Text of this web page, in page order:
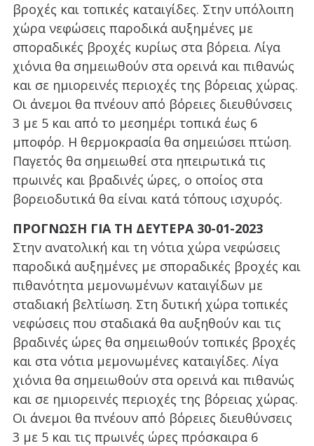
βροχές και τοπικές καταιγίδες. Στην υπόλοιπη
χώρα νεφώσεις παροδικά αυξημένες με
σποραδικές βροχές κυρίως στα βόρεια. Λίγα
χιόνια θα σημειωθούν στα ορεινά και πιθανώς
και σε ημιορεινές περιοχές της βόρειας χώρας.
Οι άνεμοι θα πνέουν από βόρειες διευθύνσεις
3 με 5 και από το μεσημέρι τοπικά έως 6
μποφόρ. Η θερμοκρασία θα σημειώσει πτώση.
Παγετός θα σημειωθεί στα ηπειρωτικά τις
πρωινές και βραδινές ώρες, ο οποίος στα
βορειοδυτικά θα είναι κατά τόπους ισχυρός.
ΠΡΟΓΝΩΣΗ ΓΙΑ ΤΗ ΔΕΥΤΕΡΑ 30-01-2023
Στην ανατολική και τη νότια χώρα νεφώσεις
παροδικά αυξημένες με σποραδικές βροχές και
πιθανότητα μεμονωμένων καταιγίδων με
σταδιακή βελτίωση. Στη δυτική χώρα τοπικές
νεφώσεις που σταδιακά θα αυξηθούν και τις
βραδινές ώρες θα σημειωθούν τοπικές βροχές
και στα νότια μεμονωμένες καταιγίδες. Λίγα
χιόνια θα σημειωθούν στα ορεινά και πιθανώς
και σε ημιορεινές περιοχές της βόρειας χώρας.
Οι άνεμοι θα πνέουν από βόρειες διευθύνσεις
3 με 5 και τις πρωινές ώρες πρόσκαιρα 6